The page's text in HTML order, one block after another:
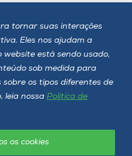
tornar suas interações
Eles nos ajudam a
website está sendo usado,
sob medida para
sobre os tipos diferentes de
leia nossa Política de
os cookies